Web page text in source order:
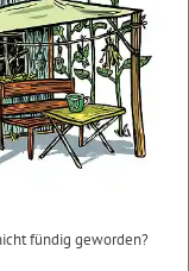
fündig geworden?